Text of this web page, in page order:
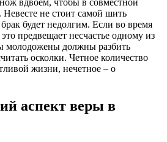
не стоит самой шить
будет недолгим. Если во время
предвещает несчастье одному из
молодожены должны разбить
осколки. Четное количество
жизни, нечетное – о
аспект веры в